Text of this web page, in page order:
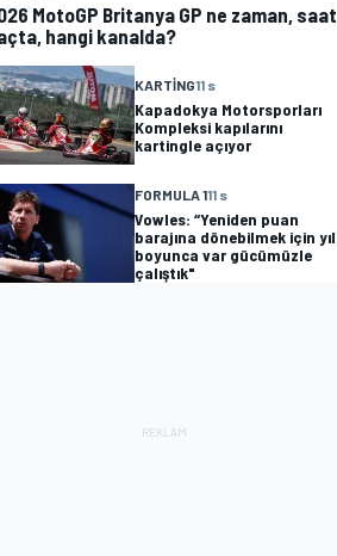
MotoGP Britanya GP ne zaman, saat
hangi kanalda?
KARTING11 s
Kapadokya Motorsporları
Kompleksi kapılarını
kartingle açıyor
FORMULA 111 s
Vowles: “Yeniden puan
barajına dönebilmek için yıl
boyunca var gücümüzle
çalıştık"